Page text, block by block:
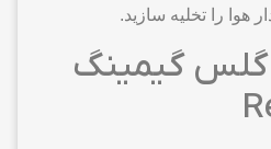
را تخلیه سازید.
گلس گیمینگ